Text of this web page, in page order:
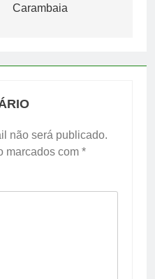
Carambaia
não será publicado.
marcados com *